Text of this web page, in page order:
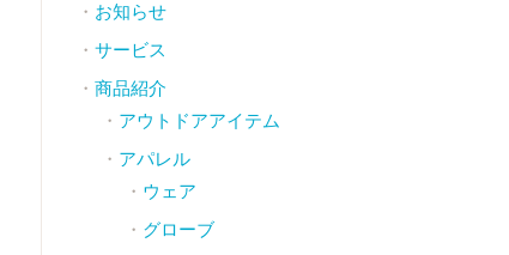
お知らせ
サービス
商品紹介
アウトドアアイテム
アパレル
ウェア
グローブ